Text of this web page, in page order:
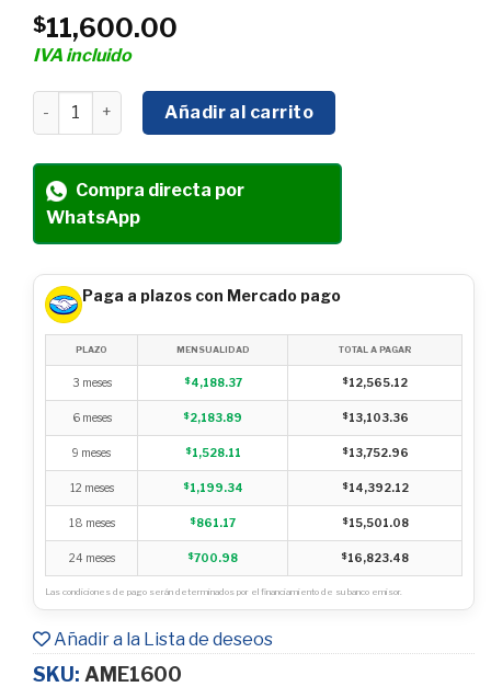
$11,600.00
IVA incluido
VIBRADOR PARA CONCRETO ELÉCTRICO HUSQVARNA
Añadir al carrito
Compra directa por
WhatsApp
Paga a plazos con Mercado pago
PLAZO MENSUALIDAD TOTAL A PAGAR
3 meses $4,188.37 $12,565.12
6 meses $2,183.89 $13,103.36
9 meses $1,528.11 $13,752.96
12 meses $1,199.34 $14,392.12
18 meses $861.17 $15,501.08
24 meses $700.98 $16,823.48
Las condiciones de pago serán determinados por el financiamiento de su banco emisor.
Añadir a la Lista de deseos
SKU: AME1600